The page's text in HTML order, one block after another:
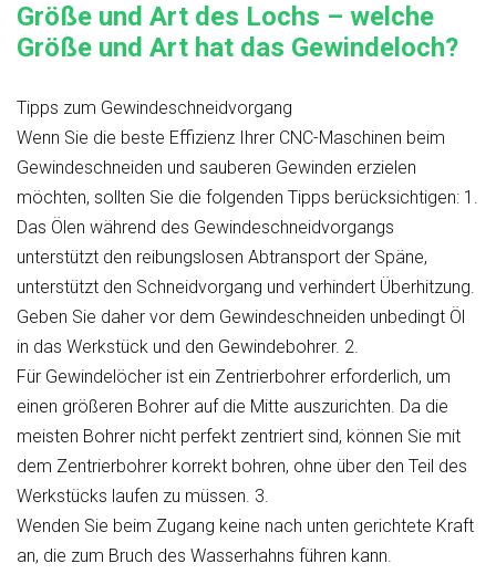
Größe und Art des Lochs – welche
Größe und Art hat das Gewindeloch?
Tipps zum Gewindeschneidvorgang
Wenn Sie die beste Effizienz Ihrer CNC-Maschinen beim
Gewindeschneiden und sauberen Gewinden erzielen
möchten, sollten Sie die folgenden Tipps berücksichtigen: 1.
Das Ölen während des Gewindeschneidvorgangs
unterstützt den reibungslosen Abtransport der Späne,
unterstützt den Schneidvorgang und verhindert Überhitzung.
Geben Sie daher vor dem Gewindeschneiden unbedingt Öl
in das Werkstück und den Gewindebohrer. 2.
Für Gewindelöcher ist ein Zentrierbohrer erforderlich, um
einen größeren Bohrer auf die Mitte auszurichten. Da die
meisten Bohrer nicht perfekt zentriert sind, können Sie mit
dem Zentrierbohrer korrekt bohren, ohne über den Teil des
Werkstücks laufen zu müssen. 3.
Wenden Sie beim Zugang keine nach unten gerichtete Kraft
an, die zum Bruch des Wasserhahns führen kann.